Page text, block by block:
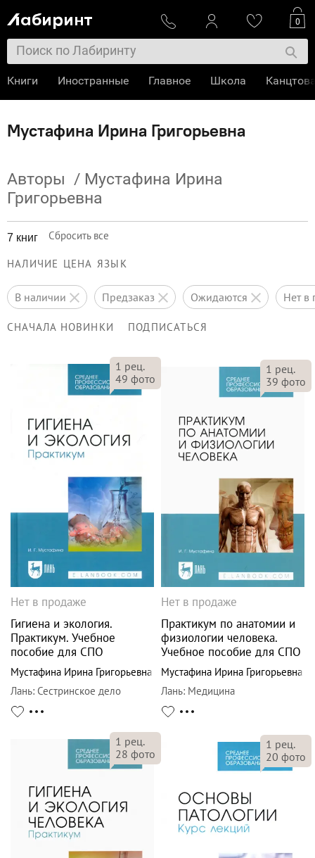
Мустафина Ирина Григорьевна
Авторы / Мустафина Ирина
Григорьевна
7 книг Сбросить все
НАЛИЧИЕ ЦЕНА ЯЗЫК
в наличии предзаказ ожидаются нет
СНАЧАЛА НОВИНКИ ПОДПИСАТЬСЯ
1 рец.
49 фото
Нет в продаже
Гигиена и экология.
Практикум. Учебное
пособие для СПО
Мустафина Ирина Григорьевна
Лань: Сестринское дело
1 рец.
39 фото
Нет в продаже
Практикум по анатомии и
физиологии человека.
Учебное пособие для СПО
Мустафина Ирина Григорьевна
Лань: Медицина
1 рец.
28 фото
1 рец.
20 фото
0
Книги Иностранные Главное Школа